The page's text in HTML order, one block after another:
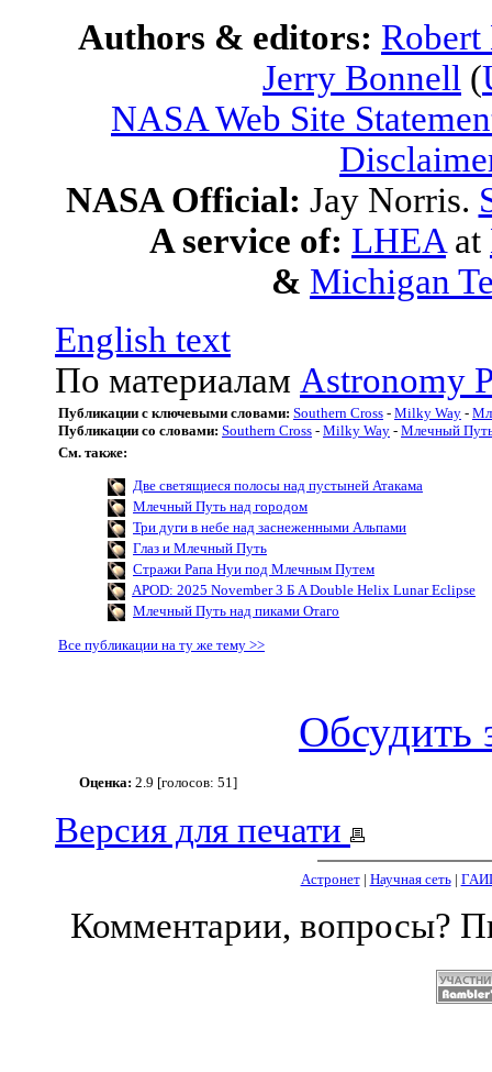
Authors & editors:
Jerry Bonnell (
NASA Web Site
NASA Official: Jay Norris.
A service of: LHEA at
& Michigan
English text
По материалам Astronomy
Публикации с ключевыми словами: Southern Cross - Milky Way -
Публикации со словами: Southern Cross - Milky Way - Млечный
См. также:
Две светящиеся полосы над пустыней Атакама
Млечный Путь над городом
Три дуги в небе над заснеженными Альпами
Глаз и Млечный Путь
Стражи Рапа Нуи под Млечным Путем
APOD: 2025 November 3 Б A Double Helix Lunar Eclipse
Млечный Путь над пиками Отаго
Все публикации на ту же тему >>
Обсудить
Оценка: 2.9 [голосов: 51]
Версия для печати
Астронет| Научная сеть|
Комментарии, вопросы?